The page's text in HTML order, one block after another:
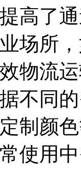
高了
场所
物流
不同
制颜
使用